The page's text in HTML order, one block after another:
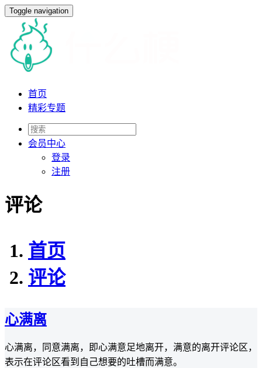
Toggle navigation
首页
精彩专题
会员中心
登录
注册
评论
首页
评论
心满离
心满离，同意满离，即心满意足地离开，满意的离开评论区，
表示在评论区看到自己想要的吐槽而满意。